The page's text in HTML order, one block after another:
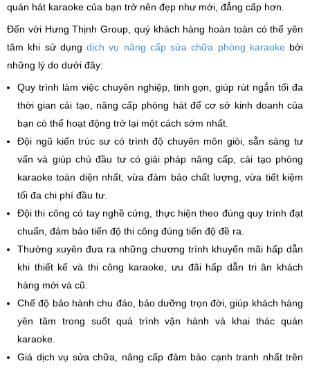
quán hát karaoke của bạn trở nên đẹp như mới, đẳng cấp hơn.
Đến với Hưng Thịnh Group, quý khách hàng hoàn toàn có thể yên
tâm khi sử dụng dịch vụ nâng cấp sửa chữa phòng karaoke bởi
những lý do dưới đây:
Quy trình làm việc chuyên nghiệp, tinh gọn, giúp rút ngắn tối đa
thời gian cải tạo, nâng cấp phòng hát để cơ sở kinh doanh của
bạn có thể hoạt động trở lại một cách sớm nhất.
Đội ngũ kiến trúc sư có trình độ chuyên môn giỏi, sẵn sàng tư
vấn và giúp chủ đầu tư có giải pháp nâng cấp, cải tạo phòng
karaoke toàn diện nhất, vừa đảm bảo chất lượng, vừa tiết kiệm
tối đa chi phí đầu tư.
Đội thi công có tay nghề cứng, thực hiện theo đúng quy trình đạt
chuẩn, đảm bảo tiến độ thi công đúng tiến độ đề ra.
Thường xuyên đưa ra những chương trình khuyến mãi hấp dẫn
khi thiết kế và thi công karaoke, ưu đãi hấp dẫn tri ân khách
hàng mới và cũ.
Chế độ bảo hành chu đáo, bảo dưỡng trọn đời, giúp khách hàng
yên tâm trong suốt quá trình vận hành và khai thác quán
karaoke.
Giá dịch vụ sửa chữa, nâng cấp đảm bảo cạnh tranh nhất trên